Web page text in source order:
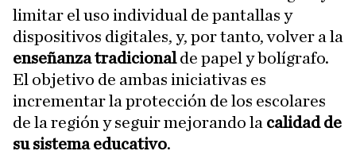
limitar el uso individual de pantallas y
dispositivos digitales, y, por tanto, volver a la
enseñanza tradicionalde papel y bolígrafo.
El objetivo de ambas iniciativas es
incrementar la protección de los escolares
de la región y seguir mejorando la calidad de
su sistema educativo.